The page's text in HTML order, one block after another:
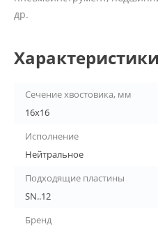
др.
Характеристики
Сечение хвостовика, мм
16x16
Исполнение
Нейтральное
Подходящие пластины
SN..12
Бренд